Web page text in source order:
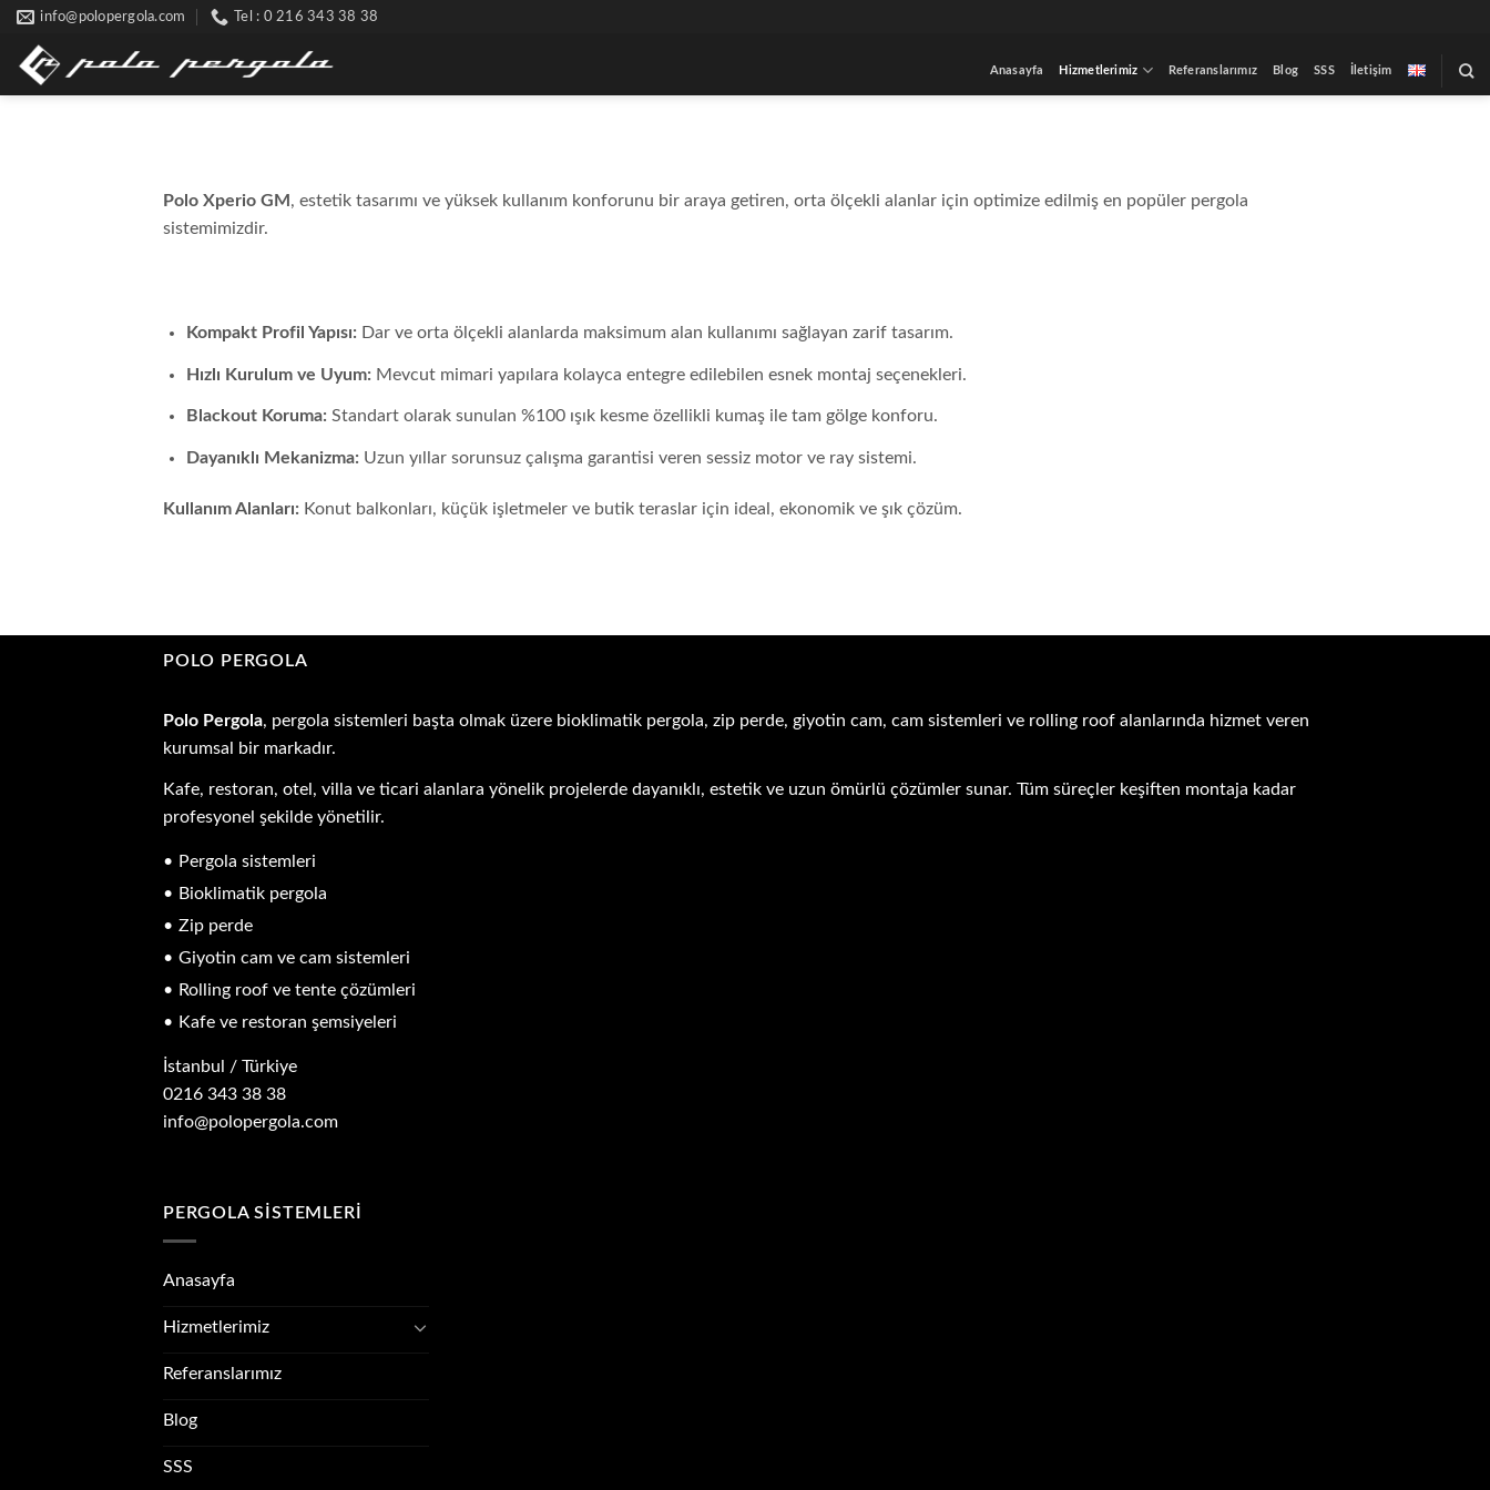
Skip
content
info@polopergola.com Tel : 0 216 343 38 38
Anasayfa Hizmetlerimiz Referanslarımız Blog SSS İletişim
Polo Xperio GM , estetik tasarımı ve yüksek kullanım konforunu bir araya getiren, orta ölçekli alanlar için optimize edilmiş en popüler pergola
sistemimizdir.
Kompakt Profil Yapısı: Dar ve orta ölçekli alanlarda maksimum alan kullanımı sağlayan zarif tasarım.
Hızlı Kurulum ve Uyum: Mevcut mimari yapılara kolayca entegre edilebilen esnek montaj seçenekleri.
Blackout Koruma: Standart olarak sunulan %100 ışık kesme özellikli kumaş ile tam gölge konforu.
Dayanıklı Mekanizma: Uzun yıllar sorunsuz çalışma garantisi veren sessiz motor ve ray sistemi.
Kullanım Alanları: Konut balkonları, küçük işletmeler ve butik teraslar için ideal, ekonomik ve şık çözüm.
POLO PERGOLA
Polo Pergola, pergola sistemleri başta olmak üzere bioklimatik pergola, zip perde, giyotin cam, cam sistemleri ve rolling roof alanlarında hizmet veren
kurumsal bir markadır.
Kafe, restoran, otel, villa ve ticari alanlara yönelik projelerde dayanıklı, estetik ve uzun ömürlü çözümler sunar. Tüm süreçler keşiften montaja kadar
profesyonel şekilde yönetilir.
Pergola sistemleri
Bioklimatik pergola
Zip perde
Giyotin cam ve cam sistemleri
Rolling roof ve tente çözümleri
Kafe ve restoran şemsiyeleri
İstanbul / Türkiye
0216 343 38 38
info@polopergola.com
PERGOLA SISTEMLERI
Anasayfa
Hizmetlerimiz
Referanslarımız
Blog
SSS